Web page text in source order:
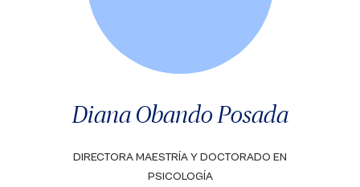
Diana Obando Posada
DIRECTORA MAESTRÍA Y DOCTORADO EN
PSICOLOGÍA